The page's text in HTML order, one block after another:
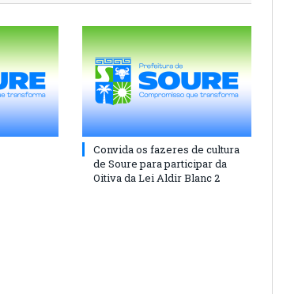
Convida os fazeres de cultura
de Soure para participar da
Oitiva da Lei Aldir Blanc 2